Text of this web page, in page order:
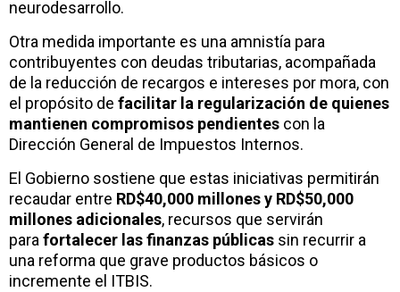
neurodesarrollo.
Otra medida importante es una amnistía para
contribuyentes con deudas tributarias, acompañada
de la reducción de recargos e intereses por mora, con
el propósito de facilitar la regularización de quienes
mantienen compromisos pendientes con la
Dirección General de Impuestos Internos.
El Gobierno sostiene que estas iniciativas permitirán
recaudar entre RD$40,000 millones y RD$50,000
millones adicionales, recursos que servirán
parafortalecer las finanzas públicas sin recurrir a
una reforma que grave productos básicos o
incremente el ITBIS.